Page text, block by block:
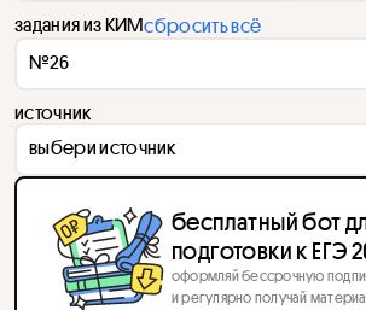
задания из КИМсбросить всё
№26
источник
выбери источник
бесплатный бот
подготовки к ЕГЭ
оформляй бессрочную
и регулярно получай